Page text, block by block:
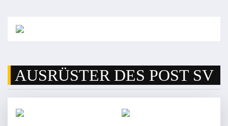
AUSRÜSTER DES POST SV